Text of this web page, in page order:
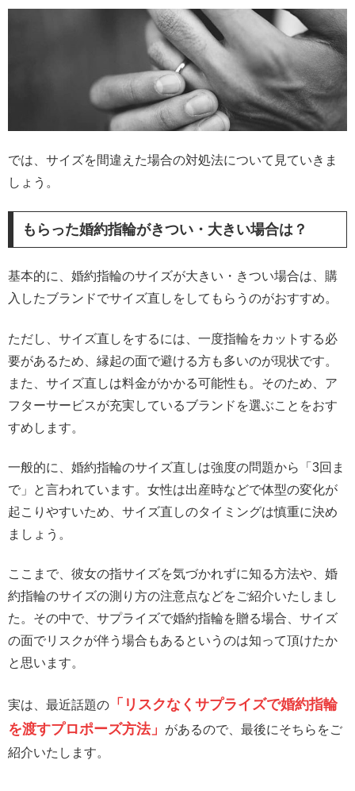
では、サイズを間違えた場合の対処法について見ていきま
しょう。
もらった婚約指輪がきつい・大きい場合は？
基本的に、婚約指輪のサイズが大きい・きつい場合は、購
入したブランドでサイズ直しをしてもらうのがおすすめ。
ただし、サイズ直しをするには、一度指輪をカットする必
要があるため、縁起の面で避ける方も多いのが現状です。
また、サイズ直しは料金がかかる可能性も。そのため、ア
フターサービスが充実しているブランドを選ぶことをおす
すめします。
一般的に、婚約指輪のサイズ直しは強度の問題から「3回ま
で」と言われています。女性は出産時などで体型の変化が
起こりやすいため、サイズ直しのタイミングは慎重に決め
ましょう。
ここまで、彼女の指サイズを気づかれずに知る方法や、婚
約指輪のサイズの測り方の注意点などをご紹介いたしまし
た。その中で、サプライズで婚約指輪を贈る場合、サイズ
の面でリスクが伴う場合もあるというのは知って頂けたか
と思います。
実は、最近話題の 「リスクなくサプライズで婚約指輪
を渡すプロポーズ方法」
があるので、最後にそちらをご
紹介いたします。